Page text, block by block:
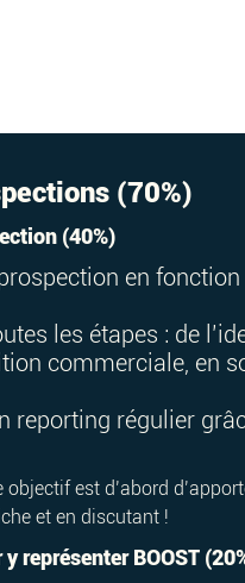
(70%)
(40%)
en
les étapes : de
commerciale, en
reporting régulier
est d’abord
et en discutant !
représenter BOOST